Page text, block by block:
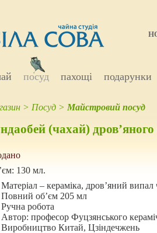
посуд пахощі подарунки
> Посуд > Майстровий посуд
(чахай)
130 мл.
Матеріал – кераміка, дров’яний випал
Повний об’єм 205 мл
Ручна робота
Автор: професор Фуцзянського
Виробництво Китай, Цзіндечжень